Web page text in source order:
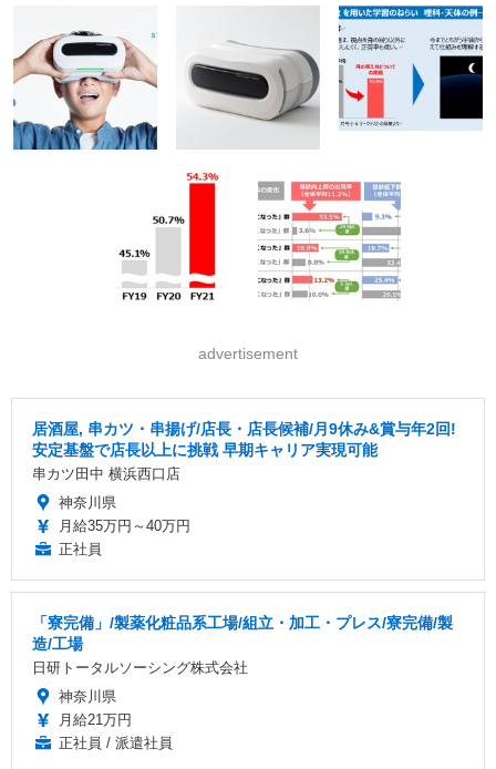
advertisement
居酒屋, 串カツ・串揚げ/店長・店長候補/月9休み&賞与年2回!
安定基盤で店長以上に挑戦 早期キャリア実現可能
串カツ田中 横浜西口店
神奈川県
月給35万円～40万円
正社員
「寮完備」/製薬化粧品系工場/組立・加工・プレス/寮完備/製
造/工場
日研トータルソーシング株式会社
神奈川県
月給21万円
正社員 / 派遣社員